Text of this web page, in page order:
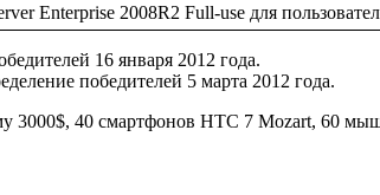
Enterprise 2008R2 Full-use для
16 января 2012 года.
победителей 5 марта 2012 года.
3000$, 40 смартфонов HTC 7 Mozart, 60